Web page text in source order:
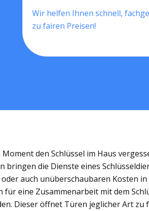
Wir helfen Ihnen schnell,
zu fairen Preisen!
den Schlüssel im Haus
bringen die Dienste eines
auch unüberschaubaren Kosten
eine Zusammenarbeit mit dem
Dieser öffnet Türen jeglicher Art zu